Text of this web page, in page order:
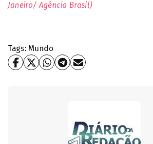
Janeiro/ Agência Brasil)
Tags: Mundo